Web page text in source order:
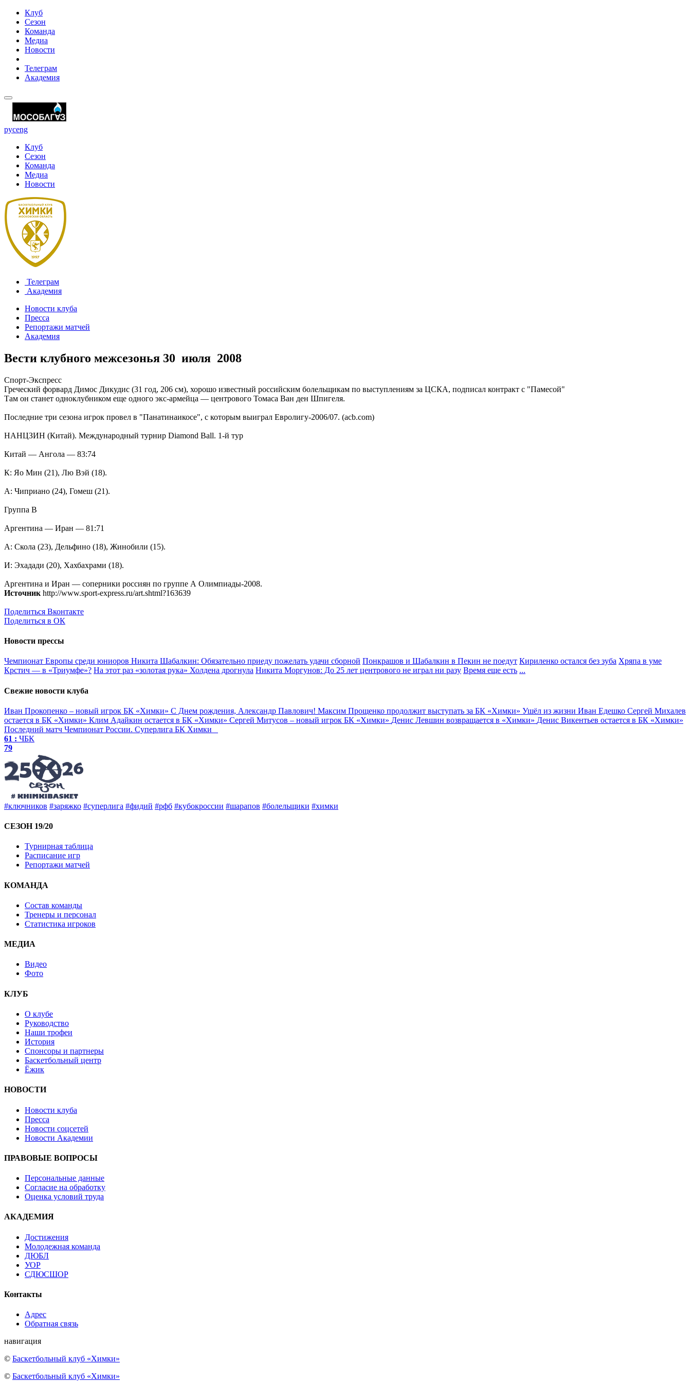
Клуб
Сезон
Команда
Медиа
Новости
Телеграм
Академия
русeng
Клуб
Сезон
Команда
Медиа
Новости
Телеграм
Академия
Новости клуба
Пресса
Репортажи матчей
Академия
Вести клубного межсезонья 30 июля 2008
Спорт-Экспресс
Греческий форвард Димос Дикудис (31 год, 206 см), хорошо известный российским болельщикам по выступлениям за ЦСКА, подписал контракт с "Памесой"
Там он станет одноклубником еще одного экс-армейца — центрового Томаса Ван ден Шпигеля.
Последние три сезона игрок провел в "Панатинаикосе", с которым выиграл Евролигу-2006/07. (acb.com)
НАНЦЗИН (Китай). Международный турнир Diamond Ball. 1-й тур
Китай — Ангола — 83:74
К: Яо Мин (21), Лю Вэй (18).
А: Чиприано (24), Гомеш (21).
Группа В
Аргентина — Иран — 81:71
А: Скола (23), Дельфино (18), Жинобили (15).
И: Эхадади (20), Хахбахрами (18).
Аргентина и Иран — соперники россиян по группе А Олимпиады-2008.
Источник http://www.sport-express.ru/art.shtml?163639
Поделиться Вконтакте
Поделиться в ОК
Новости прессы
Чемпионат Европы среди юниоров Никита Шабалкин: Обязательно приеду пожелать удачи сборной Понкрашов и Шабалкин в Пекин не поедут Кириленко остался без зуба Хряпа в уме
Крстич — в «Триумфе»? На этот раз «золотая рука» Холдена дрогнула Никита Моргунов: До 25 лет центрового не играл ни разу Время еще есть ...
Свежие новости клуба
Иван Прокопенко – новый игрок БК «Химки» С Днем рождения, Александр Павлович! Максим Прощенко продолжит выступать за БК «Химки» Ушёл из жизни Иван Едешко Сергей Михалев
остается в БК «Химки» Клим Адайкин остается в БК «Химки» Сергей Митусов – новый игрок БК «Химки» Денис Левшин возвращается в «Химки» Денис Викентьев остается в БК «Химки»
Последний матч Чемпионат России. Суперлига БК Химки
61 : ЧБК
79
#ключников #заряжко #суперлига #фидий #рфб #кубокроссии #шарапов #болельщики #химки
СЕЗОН 19/20
Турнирная таблица
Расписание игр
Репортажи матчей
КОМАНДА
Состав команды
Тренеры и персонал
Статистика игроков
МЕДИА
Видео
Фото
КЛУБ
О клубе
Руководство
Наши трофеи
История
Спонсоры и партнеры
Баскетбольный центр
Ёжик
НОВОСТИ
Новости клуба
Пресса
Новости соцсетей
Новости Академии
ПРАВОВЫЕ ВОПРОСЫ
Персональные данные
Согласие на обработку
Оценка условий труда
АКАДЕМИЯ
Достижения
Молодежная команда
ДЮБЛ
УОР
СДЮСШОР
Контакты
Адрес
Обратная связь
навигация
© Баскетбольный клуб «Химки»
© Баскетбольный клуб «Химки»